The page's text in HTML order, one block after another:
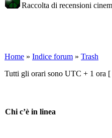
Raccolta di recensioni
Home » Indice forum » Trash
Tutti gli orari sono UTC + 1 ora [
Chi c’è in linea